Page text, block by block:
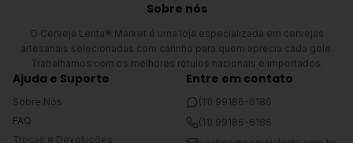
Sobre nós
O Cerveja Lenta® Market é uma loja especializada em cervejas
artesanais selecionadas com carinho para quem aprecia cada gole.
Trabalhamos com os melhores rótulos nacionais e importados.
Ajuda e Suporte
Sobre Nós
FAQ
Trocas e Devoluções
Entre em contato
(11) 99186-6186
(11) 99186-6186